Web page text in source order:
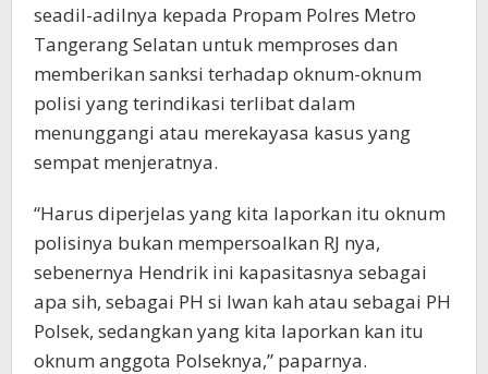
seadil-adilnya kepada Propam Polres Metro
Tangerang Selatan untuk memproses dan
memberikan sanksi terhadap oknum-oknum
polisi yang terindikasi terlibat dalam
menunggangi atau merekayasa kasus yang
sempat menjeratnya.
“Harus diperjelas yang kita laporkan itu oknum
polisinya bukan mempersoalkan RJ nya,
sebenernya Hendrik ini kapasitasnya sebagai
apa sih, sebagai PH si Iwan kah atau sebagai PH
Polsek, sedangkan yang kita laporkan kan itu
oknum anggota Polseknya,” paparnya.